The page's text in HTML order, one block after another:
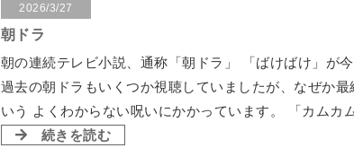
2026/3/27
朝ドラ
朝の連続テレビ小説、通称「朝ドラ」 「ばけばけ」が
過去の朝ドラもいくつか視聴していましたが、なぜか
いう よくわからない呪いにかかっています。 「カムカ
続きを読む